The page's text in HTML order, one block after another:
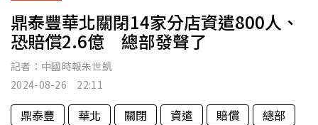
鼎泰豐華北關閉14家分店資遣800人、
恐賠償2.6億 總部發聲了
記者： 中國時報朱世凱
2024-08-26 22:11
鼎泰豐 華北 關閉 資遣 賠償
總部